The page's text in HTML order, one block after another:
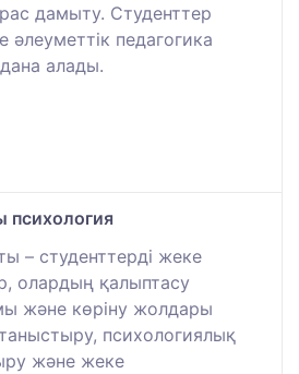
дамыту. Студенттер
әлеуметтік педагогика
алады.
– студенттерді жеке
олардың қалыптасу
және көріну жолдары
психологиялық
және жеке